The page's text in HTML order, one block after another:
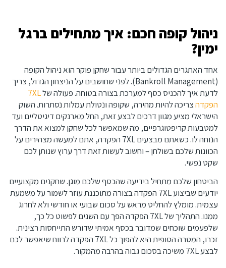
ניהול קופה חכם: איך מתחילים ברגל
ימין?
אחד האתגרים הגדולים ביותר עבור שחקן פוקר הוא ניהול הקופה
(Bankroll Management). לפני שחושבים על הניצחון הגדול, צריך
לדעת איך להכניס כסף למערכת בצורה בטוחה. פעולה של7XL
הפקדהצריכה להיות מהירה, שקופה ונטולת עמלות נסתרות. השוק
הישראלי מציע מגוון דרכים לבצע זאת, החל מארנקים דיגיטליים ועד
למטבעות קריפטוגרפיים, מה שמאפשר לכל שחקן למצוא את הדרך
הנוחה לו. כשאתם מבצעים 7XL הפקדה, אתם למעשה מצהירים על
הכוונות שלכם בשולחן – וחשוב לעשות זאת דרך ערוץ שנותן לכם
שקט נפשי.
הביטחון שלכם מתחיל בידיעה שהכסף שלכם מוגן. שחקנים מקצועיים
יודעים שביצוע 7XL הפקדה בצורה מתוכננת עוזר לשמור על משמעת
עצמית. מומלץ להחליט מראש על סכום שבועי או חודשי ולא לחרוג
ממנו. התהליך של 7XL הפקדה הפך עם השנים לפשוט כל כך,
שלפעמים שוכחים שמדובר בכסף אמיתי שדורש התייחסות רצינית.
זכרו, המטרה הסופית היא להפוך כל 7XL הפקדה לרווח שיאפשר לכם
לבצע 7XL משיכה בסכום גבוה בהרבה מהמקור.